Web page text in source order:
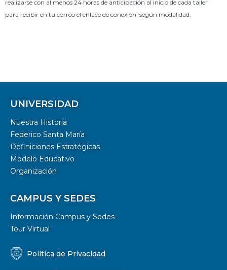
realizarse con al menos 24 horas de anticipación al inicio de cada taller
para recibir en tu correo el enlace de conexión, según modalidad.
UNIVERSIDAD
Nuestra Historia
Federico Santa María
Definiciones Estratégicas
Modelo Educativo
Organización
CAMPUS Y SEDES
Información Campus y Sedes
Tour Virtual
Política de Privacidad